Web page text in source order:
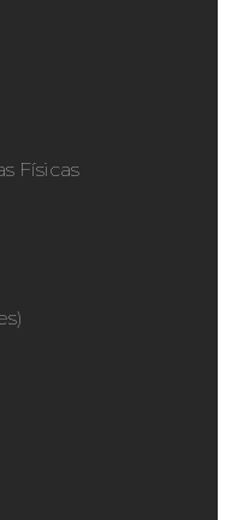
Físicas